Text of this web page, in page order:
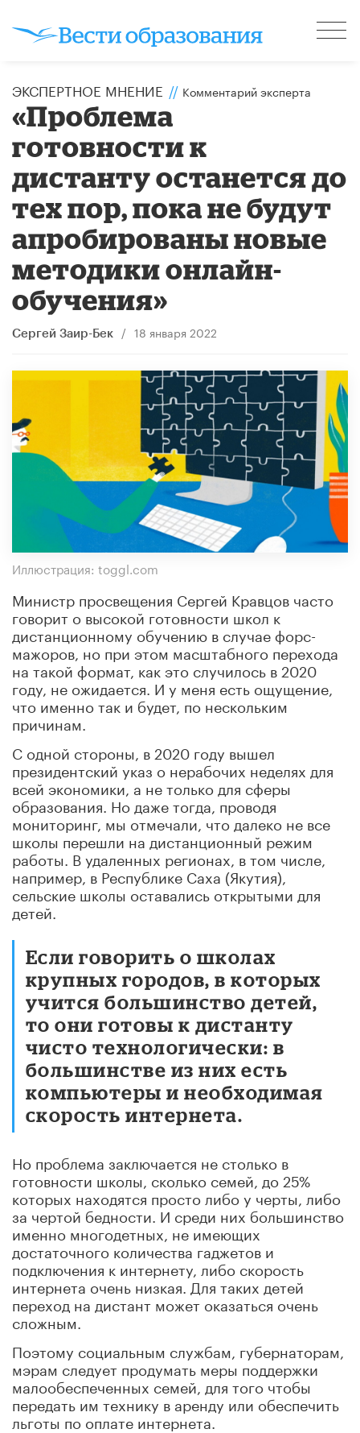
ЭКСПЕРТНОЕ МНЕНИЕ // Комментарий эксперта
«Проблема
готовности к
дистанту останется до
тех пор, пока не будут
апробированы новые
методики онлайн-
обучения»
Сергей Заир-Бек / 18 января 2022
Иллюстрация: toggl.com
Министр просвещения Сергей Кравцов часто
говорит о высокой готовности школ к
дистанционному обучению в случае форс-
мажоров, но при этом масштабного перехода
на такой формат, как это случилось в 2020
году, не ожидается. И у меня есть ощущение,
что именно так и будет, по нескольким
причинам.
С одной стороны, в 2020 году вышел
президентский указ о нерабочих неделях для
всей экономики, а не только для сферы
образования. Но даже тогда, проводя
мониторинг, мы отмечали, что далеко не все
школы перешли на дистанционный режим
работы. В удаленных регионах, в том числе,
например, в Республике Саха (Якутия),
сельские школы оставались открытыми для
детей.
Если говорить о школах
крупных городов, в которых
учится большинство детей,
то они готовы к дистанту
чисто технологически: в
большинстве из них есть
компьютеры и необходимая
скорость интернета.
Но проблема заключается не столько в
готовности школы, сколько семей, до 25%
которых находятся просто либо у черты, либо
за чертой бедности. И среди них большинство
именно многодетных, не имеющих
достаточного количества гаджетов и
подключения к интернету, либо скорость
интернета очень низкая. Для таких детей
переход на дистант может оказаться очень
сложным.
Поэтому социальным службам, губернаторам,
мэрам следует продумать меры поддержки
малообеспеченных семей, для того чтобы
передать им технику в аренду или обеспечить
льготы по оплате интернета.